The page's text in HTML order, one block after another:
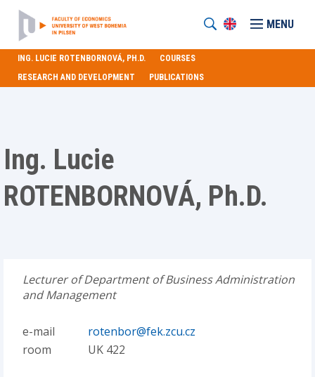
MENU
ING. LUCIE ROTENBORNOVÁ, PH.D.
COURSES
RESEARCH AND DEVELOPMENT
PUBLICATIONS
Ing. Lucie
ROTENBORNOVÁ, Ph.D.
Lecturer of Department of Business Administration
and Management
e-mail
rotenbor@fek.zcu.cz
room
UK 422